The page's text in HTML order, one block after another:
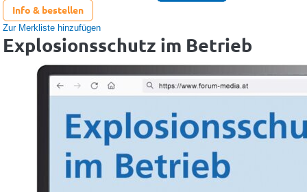
Info & bestellen
Zur Merkliste hinzufügen
Explosionsschutz im Betrieb